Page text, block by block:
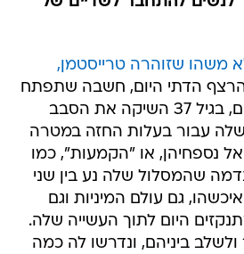
משהו שזוהרה טרייסטמן,
הדתי היום, חשבה שתפתח
יום אחד. אך הנה היום, בגיל 37 השיקה את הסבב
עבור בעלות החזה במטרה
נספחיהן, או "הקמעות", כמו
שהמסלול שלה נע בין שני
גם עולם המיניות וגם
היום לתוך העשייה שלה.
ביניהם, ונדרשו לה כמה